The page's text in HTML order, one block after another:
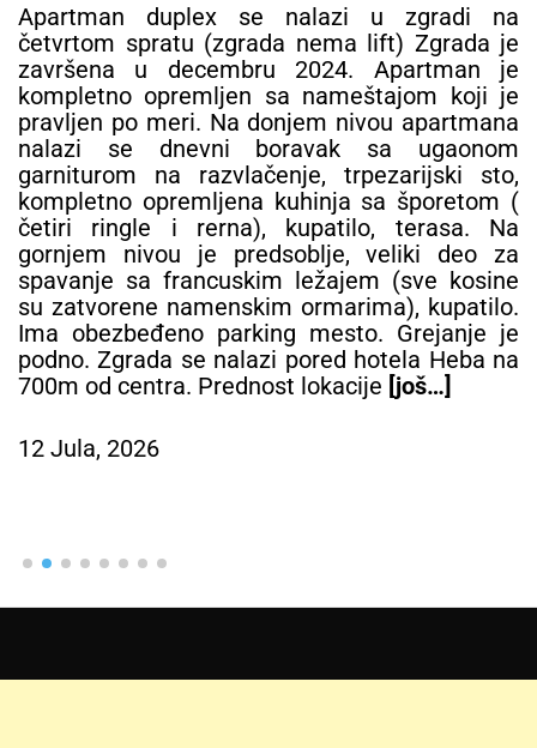
Apartman duplex se nalazi u zgradi na
četvrtom spratu (zgrada nema lift) Zgrada je
završena u decembru 2024. Apartman je
kompletno opremljen sa nameštajom koji je
pravljen po meri. Na donjem nivou apartmana
nalazi se dnevni boravak sa ugaonom
garniturom na razvlačenje, trpezarijski sto,
kompletno opremljena kuhinja sa šporetom (
četiri ringle i rerna), kupatilo, terasa. Na
gornjem nivou je predsoblje, veliki deo za
spavanje sa francuskim ležajem (sve kosine
su zatvorene namenskim ormarima), kupatilo.
Ima obezbeđeno parking mesto. Grejanje je
podno. Zgrada se nalazi pored hotela Heba na
700m od centra. Prednost lokacije [još…]
12 Jula, 2026